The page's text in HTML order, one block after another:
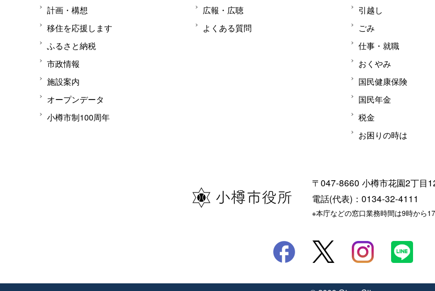
計画・構想
移住を応援します
ふるさと納税
市政情報
施設案内
オープンデータ
小樽市制100周年
広報・広聴
よくある質問
引越し
ごみ
仕事・就職
おくやみ
国民健康保険
国民年金
税金
お困りの時は
〒047-8660 小樽市花園2丁目
電話(代表)：0134-32-4111
※本庁などの窓口業務時間は9時から